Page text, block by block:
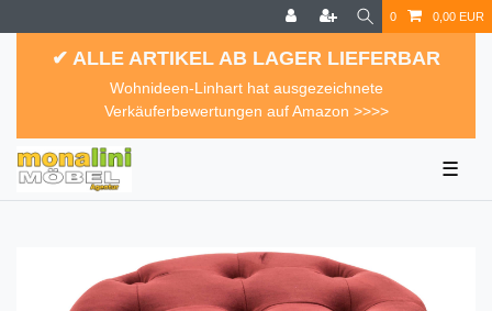
0 0,00 EUR
✔ ALLE ARTIKEL AB LAGER LIEFERBAR
Wohnideen-Linhart hat ausgezeichnete
Verkäuferbewertungen auf Amazon >>>>
☰